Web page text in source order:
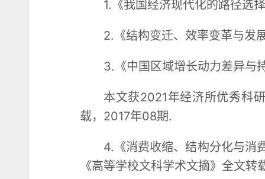
1.《我国经济现代化的路径选
2.《结构变迁、效率变革与发
3.《中国区域增长动力差异与
本文获2021年经济所优秀科
载，2017年08期.
4.《消费收缩、结构分化与消
《高等学校文科学术文摘》全文